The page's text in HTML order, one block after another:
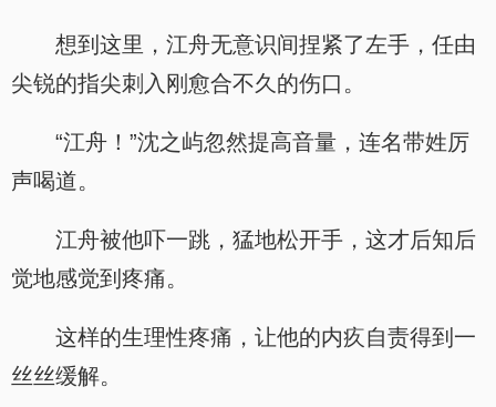
想到这里，江舟无意识间捏紧了左手，任由
尖锐的指尖刺入刚愈合不久的伤口。
“江舟！”沈之屿忽然提高音量，连名带姓厉
声喝道。
江舟被他吓一跳，猛地松开手，这才后知后
觉地感觉到疼痛。
这样的生理性疼痛，让他的内疚自责得到一
丝丝缓解。